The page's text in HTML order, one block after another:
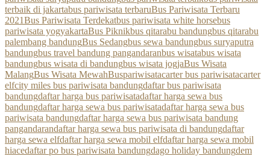
terbaik di jakartabus pariwisata terbaruBus Pariwisata Terbaru
2021Bus Pariwisata Terdekatbus pariwisata white horsebus
pariwisata yogyakartaBus Piknikbus qitarabu bandungbus qitarabu
palembang bandungBus Sedangbus sewa bandungbus suryaputra
bandungbus travel bandung pangandaranbus wisatabus wisata
bandungbus wisata di bandungbus wisata jogjaBus Wisata
MalangBus Wisata MewahBuspariwisatacarter bus pariwisatacarter
elfcity miles bus pariwisata bandungdaftar bus pariwisata
bandungdaftar harga bus pariwisatadaftar harga sewa bus
bandungdaftar harga sewa bus pariwisatadaftar harga sewa bus
pariwisata bandungdaftar harga sewa bus pariwisata bandung
pangandarandaftar harga sewa bus pariwisata di bandungdaftar
harga sewa elfdaftar harga sewa mobil elfdaftar harga sewa mobil
hiacedaftar po bus pariwisata bandungdago holiday bandungdem